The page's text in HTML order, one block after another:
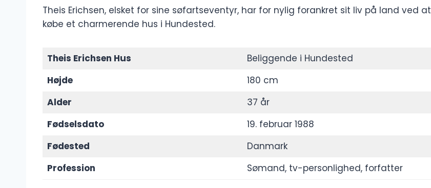
Theis Erichsen, elsket for sine søfartseventyr, har for nylig forankret sit liv på land ved at
købe et charmerende hus i Hundested.
Theis Erichsen Hus
Beliggende i Hundested
Højde
180 cm
Alder
37 år
Fødselsdato
19. februar 1988
Fødested
Danmark
Profession
Sømand, tv-personlighed, forfatter